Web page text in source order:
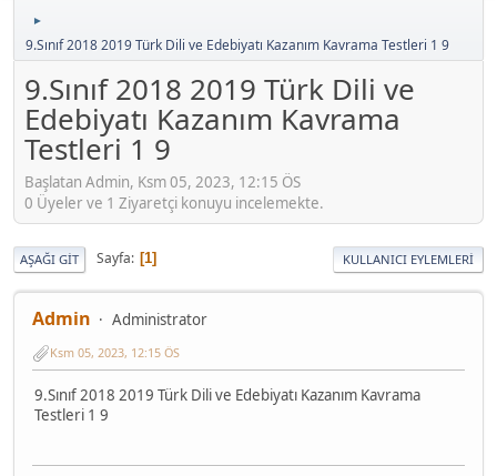
►
9.Sınıf 2018 2019 Türk Dili ve Edebiyatı Kazanım Kavrama Testleri 1 9
9.Sınıf 2018 2019 Türk Dili ve
Edebiyatı Kazanım Kavrama
Testleri 1 9
Başlatan Admin, Ksm 05, 2023, 12:15 ÖS
0 Üyeler ve 1 Ziyaretçi konuyu incelemekte.
AŞAĞI GIT Sayfa 1 KULLANICI EYLEMLERI
Admin Administrator
Ksm 05, 2023, 12:15 ÖS
9.Sınıf 2018 2019 Türk Dili ve Edebiyatı Kazanım Kavrama
Testleri 1 9